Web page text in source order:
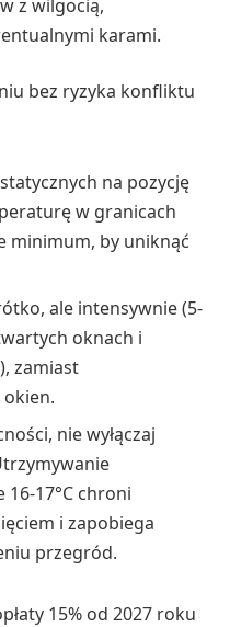
z wilgocią,
karami.
bez ryzyka konfliktu
na pozycję
w granicach
minimum, by uniknąć
ale intensywnie (5-
oknach i
zamiast
okien.
nie wyłączaj
17°C chroni
i zapobiega
przegród.
15% od 2027 roku